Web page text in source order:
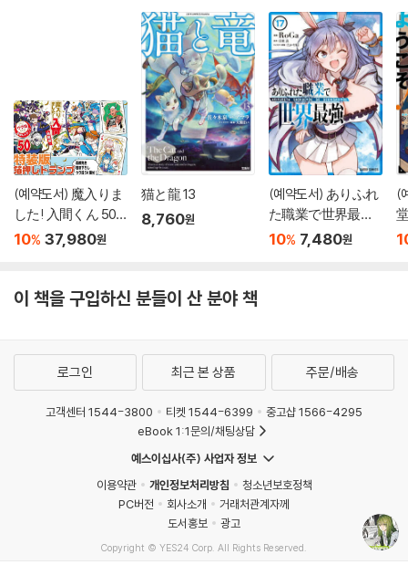
(예약도서) 魔入りま
した! 入間くん 50
特裝版
10% 37,980원
猫と龍 13
8,760원
(예약도서) ありふれ
た職業で世界最强 1
7
10% 7,480원
(
이 책을 구입하신 분들이 산 분야 책
로그인 최근 본 상품 주문/배송
고객센터 1544-3800 티켓 1544-6399
중고샵 1566-4295
eBook 1:1문의/채팅상담
예스이십사(주) 사업자 정보
이용약관
개인정보처리방침
청소년보호정책
PC버전
회사소개
거래처관계자께
도서홍보
광고
Copyright © YES24 Corp. All Rights Reserved.